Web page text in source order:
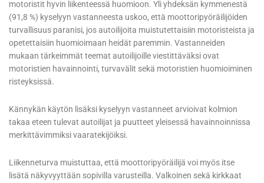
motoristit hyvin liikenteessä huomioon. Yli yhdeksän kymmenestä
(91,8 %) kyselyyn vastanneesta uskoo, että moottoripyöräilijöiden
turvallisuus paranisi, jos autoilijoita muistutettaisiin motoristeista ja
opetettaisiin huomioimaan heidät paremmin. Vastanneiden
mukaan tärkeimmät teemat autoilijoille viestittäväksi ovat
motoristien havainnointi, turvavälit sekä motoristien huomioiminen
risteyksissä.
Kännykän käytön lisäksi kyselyyn vastanneet arvioivat kolmion
takaa eteen tulevat autoilijat ja puutteet yleisessä havainnoinnissa
merkittävimmiksi vaaratekijöiksi.
Liikenneturva muistuttaa, että moottoripyöräilijä voi myös itse
lisätä näkyvyyttään sopivilla varusteilla. Valkoinen sekä kirkkaat